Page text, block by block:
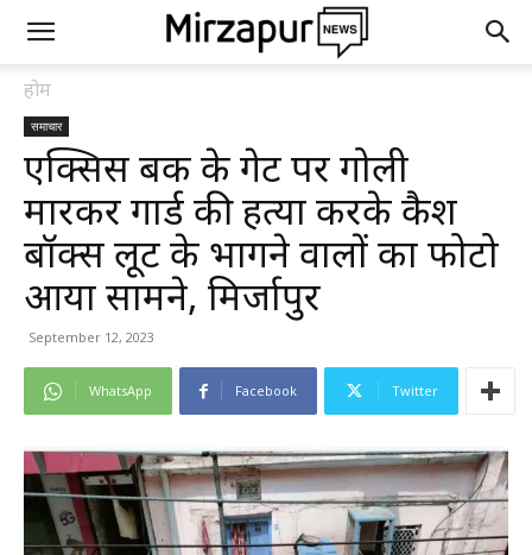
होम
समाचार
एक्सिस बैंक के गेट पर गोली
मारकर गार्ड की हत्या करके कैश
बॉक्स लूट के भागने वालों का फोटो
आया सामने, मिर्जापुर
September 12, 2023
WhatsApp Facebook Twitter